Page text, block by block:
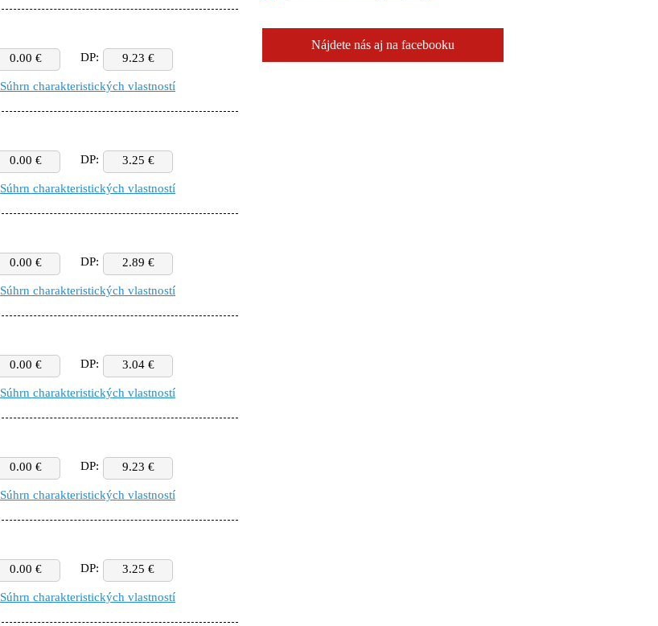
0.00 € DP: 9.23 €
Súhrn charakteristických vlastností
0.00 € DP: 3.25 €
Súhrn charakteristických vlastností
0.00 € DP: 2.89 €
Súhrn charakteristických vlastností
0.00 € DP: 3.04 €
Súhrn charakteristických vlastností
0.00 € DP: 9.23 €
Súhrn charakteristických vlastností
0.00 € DP: 3.25 €
Súhrn charakteristických vlastností
Nájdete nás aj na facebooku